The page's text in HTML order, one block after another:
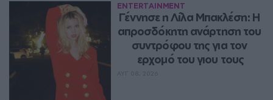
ENTERTAINMENT
Γέννησε η Λίλα Μπακλέση: Η
απροσδόκητη ανάρτηση του
συντρόφου της για τον
ερχομό του γιου τους